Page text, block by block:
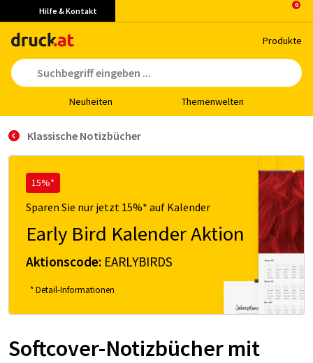
Hilfe & Kontakt
Pro­duk­te
Neu­hei­ten The­men­wel­ten
Klassische Notizbücher
15%*
Sparen Sie nur jetzt 15%* auf Kalender
Early Bird Kalender Aktion
Aktionscode: EARLYBIRDS
* Detail-Informationen
Softcover-Notizbücher mit